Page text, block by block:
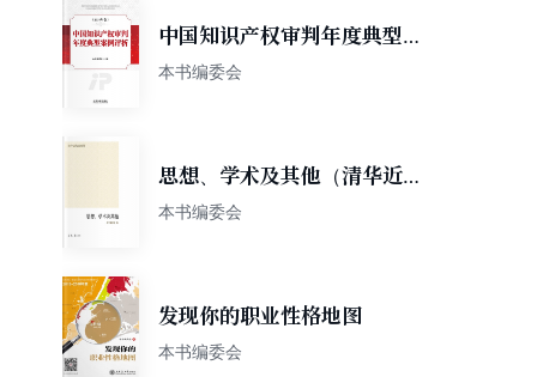
中国知识产权审判年度典型案
例评析（2018年卷）
本书编委会
思想、学术及其他（清华近代
史论集）
本书编委会
发现你的职业性格地图
本书编委会